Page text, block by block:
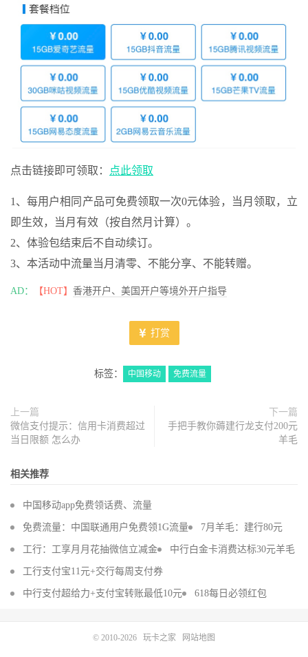
点击链接即可领取： 点此领取
1、每用户相同产品可免费领取一次0元体验，当月领取，立
即生效，当月有效（按自然月计算）。
2、体验包结束后不自动续订。
3、本活动中流量当月清零、不能分享、不能转赠。
AD： 【HOT】 香港开户、美国开户等境外开户指导
打赏
标签： 中国移动 免费流量
上一篇
微信支付提示：信用卡消费超过
当日限额 怎么办
下一篇
手把手教你薅建行龙支付200元
羊毛
相关推荐
中国移动app免费领话费、流量
免费流量：中国联通用户免费领1G流量 7月羊毛：建行80元
工行：工享月月花抽微信立减金 中行白金卡消费达标30元羊毛
工行支付宝11元+交行每周支付券
中行支付超给力+支付宝转账最低10元 618每日必领红包
© 2010-2026 玩卡之家 网站地图